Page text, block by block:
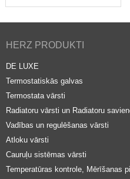
HERZ PRODUKTI
DE LUXE
Termostatiskās galvas
Termostata vārsti
Radiatoru vārsti un Radiatoru
Vadības un regulēšanas vārsti
Atloku vārsti
Cauruļu sistēmas vārsti
Temperatūras kontrole, Mērīšanas